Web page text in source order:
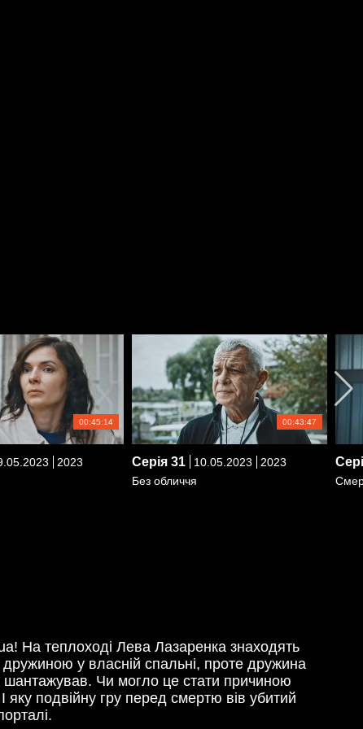
00:45:14
2023
00:43:47
Серія 31 10.05.2023
2023
Без обличчя
На теплоході Лева Лазаренка знаходять
у власній спальні, проте дружина
шантажував. Чи могло це стати причиною
яку подвійну гру перед смертю вів убитий